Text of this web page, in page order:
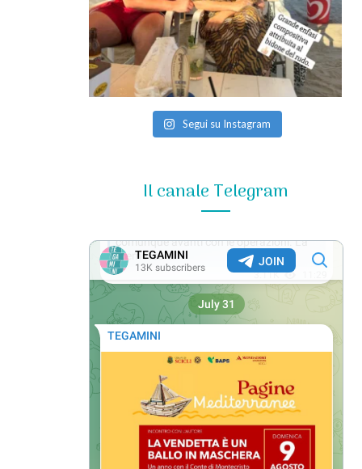
Segui su Instagram
Il canale Telegram